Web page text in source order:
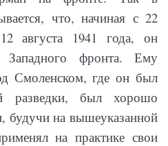
что, начиная с 22
августа 1941 года, он
Западного фронта. Ему
Смоленском, где он был
разведки, был хорошо
будучи на вышеуказанной
на практике свои